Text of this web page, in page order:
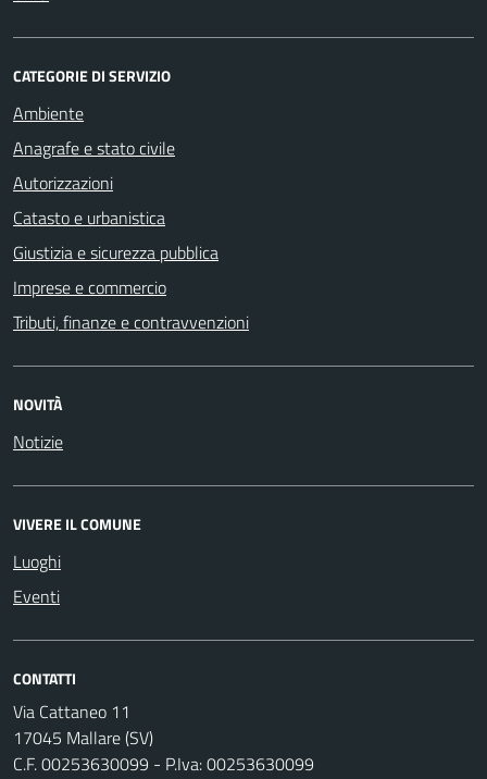
CATEGORIE DI SERVIZIO
Ambiente
Anagrafe e stato civile
Autorizzazioni
Catasto e urbanistica
Giustizia e sicurezza pubblica
Imprese e commercio
Tributi, finanze e contravvenzioni
NOVITÀ
Notizie
VIVERE IL COMUNE
Luoghi
Eventi
CONTATTI
Via Cattaneo 11
17045 Mallare (SV)
C.F. 00253630099 - P.Iva: 00253630099